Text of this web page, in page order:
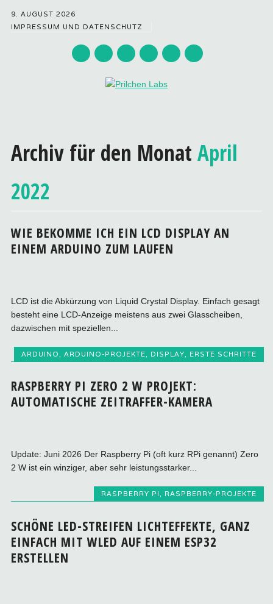
9. AUGUST 2026
IMPRESSUM UND DATENSCHUTZ
springen
Archiv für den Monat April
2022
WIE BEKOMME ICH EIN LCD DISPLAY AN
EINEM ARDUINO ZUM LAUFEN
LCD ist die Abkürzung von Liquid Crystal Display. Einfach gesagt
besteht eine LCD-Anzeige meistens aus zwei Glasscheiben,
dazwischen mit speziellen...
ARDUINO, ARDUINO-PROJEKTE, DISPLAY, ERSTE SCHRITTE
RASPBERRY PI ZERO 2 W PROJEKT:
AUTOMATISCHE ZEITRAFFER-KAMERA
Update: Juni 2026 Der Raspberry Pi (oft kurz RPi genannt) Zero
2 W ist ein winziger, aber sehr leistungsstarker...
RASPBERRY PI, RASPBERRY-PROJEKTE
SCHÖNE LED-STREIFEN LICHTEFFEKTE, GANZ
EINFACH MIT WLED AUF EINEM ESP32
ERSTELLEN